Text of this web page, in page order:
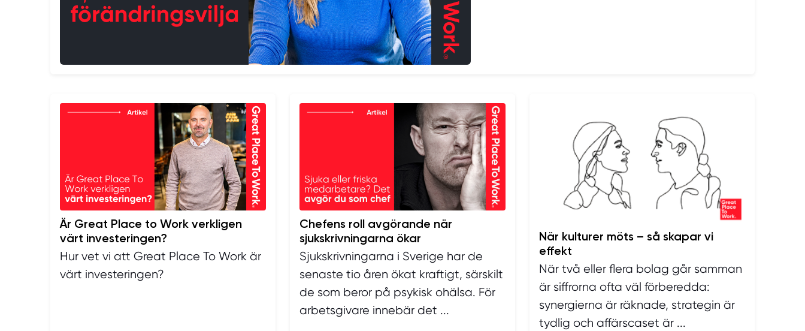
Är Great Place to Work verkligen
värt investeringen?
Hur vet vi att Great Place To Work är
värt investeringen?
Chefens roll avgörande när
sjukskrivningarna ökar
Sjukskrivningarna i Sverige har de
senaste tio åren ökat kraftigt, särskilt
de som beror på psykisk ohälsa. För
arbetsgivare innebär det ...
När kulturer möts – så skapar vi
effekt
När två eller flera bolag går samman
är siffrorna ofta väl förberedda:
synergierna är räknade, strategin är
tydlig och affärscaset är ...